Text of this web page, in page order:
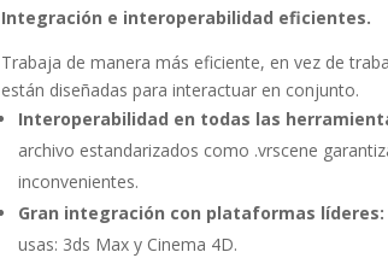
Integración e interoperabilidad eficientes.
Trabaja de manera más eficiente, en vez de
están diseñadas para interactuar en conjunto.
Interoperabilidad en todas las
archivo estandarizados como .vrscene
inconvenientes.
Gran integración con plataformas líderes:
usas: 3ds Max y Cinema 4D.